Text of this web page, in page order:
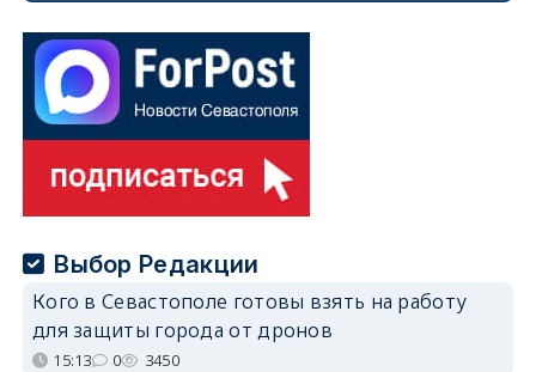
Выбор Редакции
Кого в Севастополе готовы взять на работу
для защиты города от дронов
15:13 0 3450